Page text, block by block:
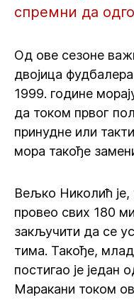
спремни да
Од ове сезоне
двојица
1999. године
да током првог
принудне или
мора такође
Вељко Николић је,
провео свих 180
закључити да се
тима. Такође,
постигао је један
Маракани током